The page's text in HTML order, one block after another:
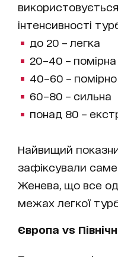
інтенсивності
до 20 – легка
20–40 – помірна
40–60 –
60–80 – сильна
понад 80 –
Найвищий
зафіксували
Женева, що все
межах легкої
Європа vs